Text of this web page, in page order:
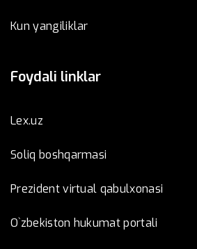
Kun yangiliklar
Foydali linklar
Lex.uz
Soliq boshqarmasi
Prezident virtual qabulxonasi
O`zbekiston hukumat portali